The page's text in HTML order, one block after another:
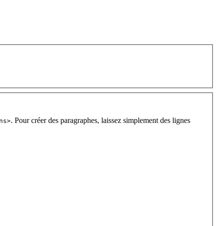
. Pour créer des paragraphes, laissez simplement des lignes